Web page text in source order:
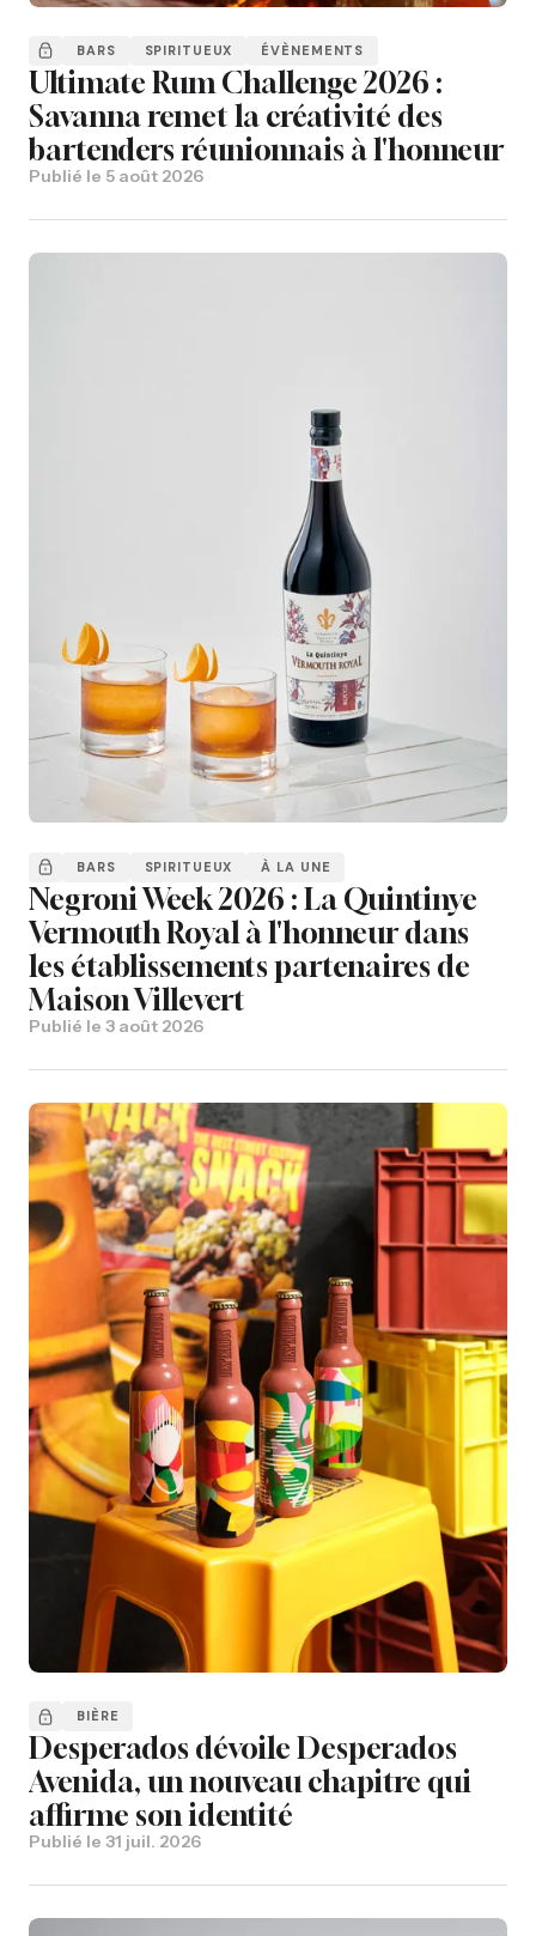
BARS SPIRITUEUX ÉVÈNEMENTS
Ultimate Rum Challenge 2026 :
Savanna remet la créativité des
bartenders réunionnais à l'honneur
Publié le 5 août 2026
BARS SPIRITUEUX À LA UNE
Negroni Week 2026 : La Quintinye
Vermouth Royal à l'honneur dans
les établissements partenaires de
Maison Villevert
Publié le 3 août 2026
BIÈRE
Desperados dévoile Desperados
Avenida, un nouveau chapitre qui
affirme son identité
Publié le 31 juil. 2026